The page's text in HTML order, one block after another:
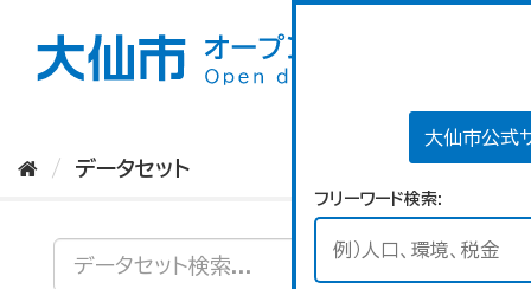
大仙市公式
フリーワード検索
データセット